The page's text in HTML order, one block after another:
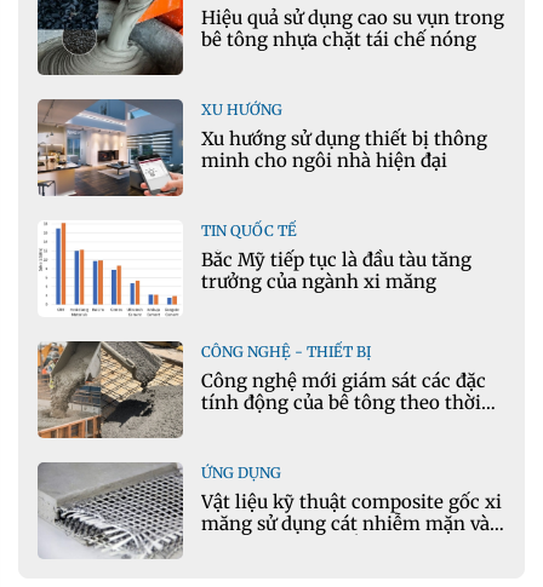
Hiệu quả sử dụng cao su vụn trong
bê tông nhựa chặt tái chế nóng
XU HƯỚNG
Xu hướng sử dụng thiết bị thông
minh cho ngôi nhà hiện đại
TIN QUỐC TẾ
Bắc Mỹ tiếp tục là đầu tàu tăng
trưởng của ngành xi măng
CÔNG NGHỆ - THIẾT BỊ
Công nghệ mới giám sát các đặc
tính động của bê tông theo thời
ỨNG DỤNG
Vật liệu kỹ thuật composite gốc xi
măng sử dụng cát nhiễm mặn và